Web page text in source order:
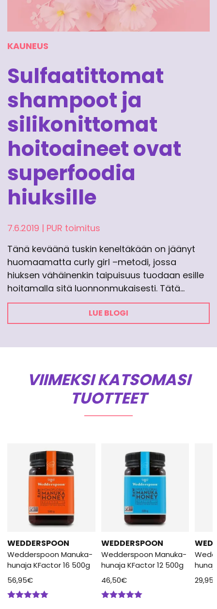
KAUNEUS
Sulfaatittomat
shampoot ja
silikonittomat
hoitoaineet ovat
superfoodia
hiuksille
7.6.2019 | PUR toimitus
Tänä keväänä tuskin keneltäkään on jäänyt
huomaamatta curly girl –metodi, jossa
hiuksen vähäinenkin taipuisuus tuodaan esille
hoitamalla sitä luonnonmukaisesti. Tätä…
LUE BLOGI
VIIMEKSI KATSOMASI
TUOTTEET
WEDDERSPOON
Wedderspoon Manuka-
hunaja KFactor 16 500g
56,95€
WEDDERSPOON
Wedderspoon Manuka-
hunaja KFactor 12 500g
46,50€
29,95